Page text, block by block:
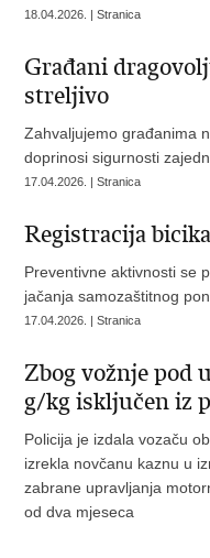
18.04.2026. | Stranica
Građani
streljivo
Zahvaljujemo građanima
doprinosi sigurnosti
17.04.2026. | Stranica
Registracija
Preventivne aktivnosti se
jačanja samozaštitnog
17.04.2026. | Stranica
Zbog vožnje pod
g/kg isključen iz
Policija je izdala vozaču
izrekla novčanu kaznu u
zabrane upravljanja
od dva mjeseca